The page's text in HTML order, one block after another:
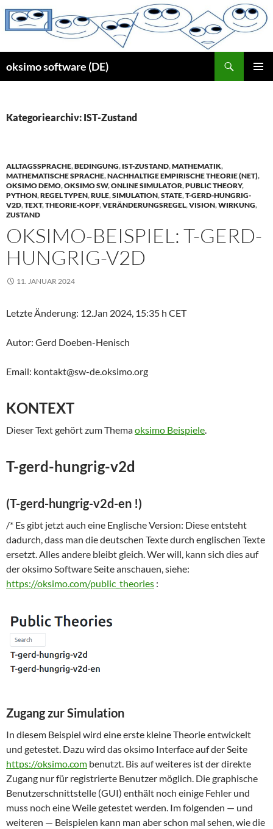
Zum
Inhalt
oksimo software (DE)
Kategoriearchiv: IST-Zustand
ALLTAGSSPRACHE,BEDINGUNG, IST-ZUSTAND,MATHEMATIK,
MATHEMATISCHE SPRACHE,NACHHALTIGE EMPIRISCHE THEORIE (NET),
OKSIMO DEMO,OKSIMO SW,ONLINE SIMULATOR,PUBLIC THEORY,
PYTHON,REGEL TYPEN,RULE,SIMULATION,STATE,T-GERD-HUNGRIG-
V2D,TEXT,THEORIE-KOPF,VERÄNDERUNGSREGEL,VISION,WIRKUNG,
ZUSTAND
OKSIMO-BEISPIEL: T-GERD-
HUNGRIG-V2D
11. JANUAR 2024
Letzte Änderung: 12.Jan 2024, 15:35 h CET
Autor: Gerd Doeben-Henisch
Email: kontakt@sw-de.oksimo.org
KONTEXT
Dieser Text gehört zum Themaoksimo Beispiele.
T-gerd-hungrig-v2d
(T-gerd-hungrig-v2d-en !)
/* Es gibt jetzt auch eine Englische Version: Diese entsteht
dadurch, dass man die deutschen Texte durch englischen Texte
ersetzt. Alles andere bleibt gleich. Wer will, kann sich dies auf
der oksimo Software Seite anschauen, siehe:
https://oksimo.com/public_theories :
Zugang zur Simulation
In diesem Beispiel wird eine erste kleine Theorie entwickelt
und getestet. Dazu wird das oksimo Interface auf der Seite
https://oksimo.com benutzt. Bis auf weiteres ist der direkte
Zugang nur für registrierte Benutzer möglich. Die graphische
Benutzerschnittstelle (GUI) enthält noch einige Fehler und
muss noch eine Weile getestet werden. Im folgenden — und
weiteren — Beispielen kann man aber schon mal sehen, wie die